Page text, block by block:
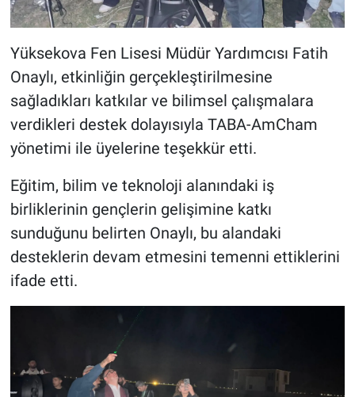
Yüksekova Fen Lisesi Müdür Yardımcısı Fatih
Onaylı, etkinliğin gerçekleştirilmesine
sağladıkları katkılar ve bilimsel çalışmalara
verdikleri destek dolayısıyla TABA-AmCham
yönetimi ile üyelerine teşekkür etti.
Eğitim, bilim ve teknoloji alanındaki iş
birliklerinin gençlerin gelişimine katkı
sunduğunu belirten Onaylı, bu alandaki
desteklerin devam etmesini temenni ettiklerini
ifade etti.